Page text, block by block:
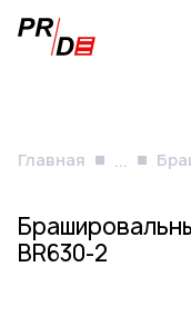
Главная ...
BR630-2